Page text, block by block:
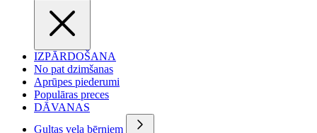
IZPĀRDOŠANA
No pat dzimšanas
Aprūpes piederumi
Populāras preces
DĀVANAS
Gultas veļa bērniem